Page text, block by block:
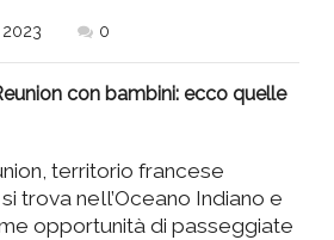
2023 0
con bambini: ecco quelle
territorio francese
trova nell’Oceano Indiano e
opportunità di passeggiate